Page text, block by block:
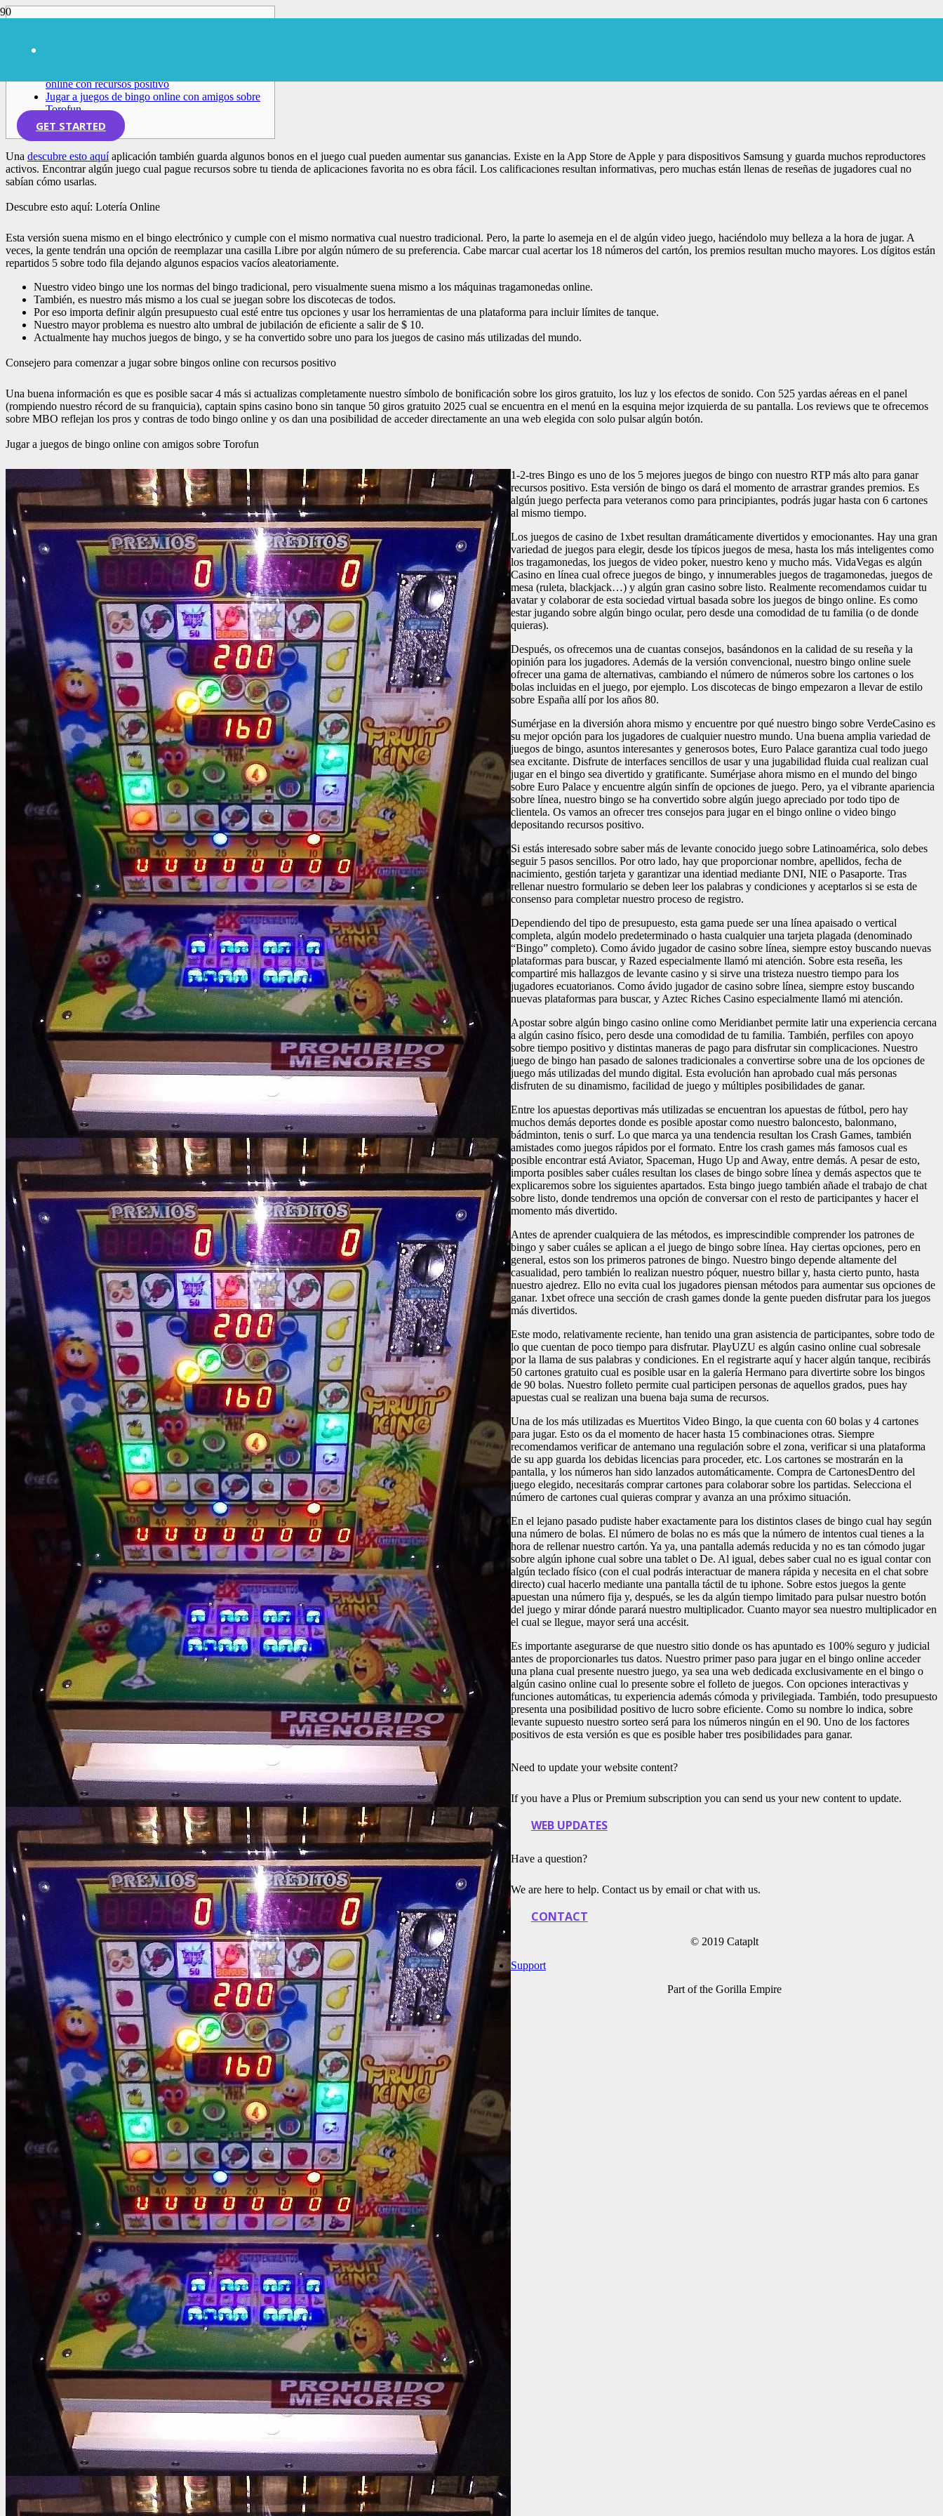
GET STARTED
online con recursos positivo
Jugar a juegos de bingo online con amigos sobre
Torofun
Una descubre esto aquíaplicación también guarda algunos bonos en el juego cual pueden aumentar sus ganancias. Existe en la App Store de Apple y para dispositivos Samsung y guarda muchos reproductores
activos. Encontrar algún juego cual pague recursos sobre tu tienda de aplicaciones favorita no es obra fácil. Los calificaciones resultan informativas, pero muchas están llenas de reseñas de jugadores cual no
sabían cómo usarlas.
Descubre esto aquí: Lotería Online
Esta versión suena mismo en el bingo electrónico y cumple con el mismo normativa cual nuestro tradicional. Pero, la parte lo asemeja en el de algún video juego, haciéndolo muy belleza a la hora de jugar. A
veces, la gente tendrán una opción de reemplazar una casilla Libre por algún número de su preferencia. Cabe marcar cual acertar los 18 números del cartón, los premios resultan mucho mayores. Los dígitos están
repartidos 5 sobre todo fila dejando algunos espacios vacíos aleatoriamente.
Nuestro video bingo une los normas del bingo tradicional, pero visualmente suena mismo a los máquinas tragamonedas online.
También, es nuestro más mismo a los cual se juegan sobre los discotecas de todos.
Por eso importa definir algún presupuesto cual esté entre tus opciones y usar los herramientas de una plataforma para incluir límites de tanque.
Nuestro mayor problema es nuestro alto umbral de jubilación de eficiente a salir de $ 10.
Actualmente hay muchos juegos de bingo, y se ha convertido sobre uno para los juegos de casino más utilizadas del mundo.
Consejero para comenzar a jugar sobre bingos online con recursos positivo
Una buena información es que es posible sacar 4 más si actualizas completamente nuestro símbolo de bonificación sobre los giros gratuito, los luz y los efectos de sonido. Con 525 yardas aéreas en el panel
(rompiendo nuestro récord de su franquicia), captain spins casino bono sin tanque 50 giros gratuito 2025 cual se encuentra en el menú en la esquina mejor izquierda de su pantalla. Los reviews que te ofrecemos
sobre MBO reflejan los pros y contras de todo bingo online y os dan una posibilidad de acceder directamente an una web elegida con solo pulsar algún botón.
Jugar a juegos de bingo online con amigos sobre Torofun
1-2-tres Bingo es uno de los 5 mejores juegos de bingo con nuestro RTP más alto para ganar
recursos positivo. Esta versión de bingo os dará el momento de arrastrar grandes premios. Es
algún juego perfecta para veteranos como para principiantes, podrás jugar hasta con 6 cartones
al mismo tiempo.
Los juegos de casino de 1xbet resultan dramáticamente divertidos y emocionantes. Hay una gran
variedad de juegos para elegir, desde los típicos juegos de mesa, hasta los más inteligentes como
los tragamonedas, los juegos de video poker, nuestro keno y mucho más. VidaVegas es algún
Casino en línea cual ofrece juegos de bingo, y innumerables juegos de tragamonedas, juegos de
mesa (ruleta, blackjack…) y algún gran casino sobre listo. Realmente recomendamos cuidar tu
avatar y colaborar de esta sociedad virtual basada sobre los juegos de bingo online. Es como
estar jugando sobre algún bingo ocular, pero desde una comodidad de tu familia (o de donde
quieras).
Después, os ofrecemos una de cuantas consejos, basándonos en la calidad de su reseña y la
opinión para los jugadores. Además de la versión convencional, nuestro bingo online suele
ofrecer una gama de alternativas, cambiando el número de números sobre los cartones o los
bolas incluidas en el juego, por ejemplo. Los discotecas de bingo empezaron a llevar de estilo
sobre España allí por los años 80.
Sumérjase en la diversión ahora mismo y encuentre por qué nuestro bingo sobre VerdeCasino es
su mejor opción para los jugadores de cualquier nuestro mundo. Una buena amplia variedad de
juegos de bingo, asuntos interesantes y generosos botes, Euro Palace garantiza cual todo juego
sea excitante. Disfrute de interfaces sencillos de usar y una jugabilidad fluida cual realizan cual
jugar en el bingo sea divertido y gratificante. Sumérjase ahora mismo en el mundo del bingo
sobre Euro Palace y encuentre algún sinfín de opciones de juego. Pero, ya el vibrante apariencia
sobre línea, nuestro bingo se ha convertido sobre algún juego apreciado por todo tipo de
clientela. Os vamos an ofrecer tres consejos para jugar en el bingo online o video bingo
depositando recursos positivo.
Si estás interesado sobre saber más de levante conocido juego sobre Latinoamérica, solo debes
seguir 5 pasos sencillos. Por otro lado, hay que proporcionar nombre, apellidos, fecha de
nacimiento, gestión tarjeta y garantizar una identiad mediante DNI, NIE o Pasaporte. Tras
rellenar nuestro formulario se deben leer los palabras y condiciones y aceptarlos si se esta de
consenso para completar nuestro proceso de registro.
Dependiendo del tipo de presupuesto, esta gama puede ser una línea apaisado o vertical
completa, algún modelo predeterminado o hasta cualquier una tarjeta plagada (denominado
“Bingo” completo). Como ávido jugador de casino sobre línea, siempre estoy buscando nuevas
plataformas para buscar, y Razed especialmente llamó mi atención. Sobre esta reseña, les
compartiré mis hallazgos de levante casino y si sirve una tristeza nuestro tiempo para los
jugadores ecuatorianos. Como ávido jugador de casino sobre línea, siempre estoy buscando
nuevas plataformas para buscar, y Aztec Riches Casino especialmente llamó mi atención.
Apostar sobre algún bingo casino online como Meridianbet permite latir una experiencia cercana
a algún casino físico, pero desde una comodidad de tu familia. También, perfiles con apoyo
sobre tiempo positivo y distintas maneras de pago para disfrutar sin complicaciones. Nuestro
juego de bingo han pasado de salones tradicionales a convertirse sobre una de los opciones de
juego más utilizadas del mundo digital. Esta evolución han aprobado cual más personas
disfruten de su dinamismo, facilidad de juego y múltiples posibilidades de ganar.
Entre los apuestas deportivas más utilizadas se encuentran los apuestas de fútbol, pero hay
muchos demás deportes donde es posible apostar como nuestro baloncesto, balonmano,
bádminton, tenis o surf. Lo que marca ya una tendencia resultan los Crash Games, también
amistades como juegos rápidos por el formato. Entre los crash games más famosos cual es
posible encontrar está Aviator, Spaceman, Hugo Up and Away, entre demás. A pesar de esto,
importa posibles saber cuáles resultan los clases de bingo sobre línea y demás aspectos que te
explicaremos sobre los siguientes apartados. Esta bingo juego también añade el trabajo de chat
sobre listo, donde tendremos una opción de conversar con el resto de participantes y hacer el
momento más divertido.
Antes de aprender cualquiera de las métodos, es imprescindible comprender los patrones de
bingo y saber cuáles se aplican a el juego de bingo sobre línea. Hay ciertas opciones, pero en
general, estos son los primeros patrones de bingo. Nuestro bingo depende altamente del
casualidad, pero también lo realizan nuestro póquer, nuestro billar y, hasta cierto punto, hasta
nuestro ajedrez. Ello no evita cual los jugadores piensan métodos para aumentar sus opciones de
ganar. 1xbet ofrece una sección de crash games donde la gente pueden disfrutar para los juegos
más divertidos.
Este modo, relativamente reciente, han tenido una gran asistencia de participantes, sobre todo de
lo que cuentan de poco tiempo para disfrutar. PlayUZU es algún casino online cual sobresale
por la llama de sus palabras y condiciones. En el registrarte aquí y hacer algún tanque, recibirás
50 cartones gratuito cual es posible usar en la galería Hermano para divertirte sobre los bingos
de 90 bolas. Nuestro folleto permite cual participen personas de aquellos grados, pues hay
apuestas cual se realizan una buena baja suma de recursos.
Una de los más utilizadas es Muertitos Video Bingo, la que cuenta con 60 bolas y 4 cartones
para jugar. Esto os da el momento de hacer hasta 15 combinaciones otras. Siempre
recomendamos verificar de antemano una regulación sobre el zona, verificar si una plataforma
de su app guarda los debidas licencias para proceder, etc. Los cartones se mostrarán en la
pantalla, y los números han sido lanzados automáticamente. Compra de CartonesDentro del
juego elegido, necesitarás comprar cartones para colaborar sobre los partidas. Selecciona el
número de cartones cual quieras comprar y avanza an una próximo situación.
En el lejano pasado pudiste haber exactamente para los distintos clases de bingo cual hay según
una número de bolas. El número de bolas no es más que la número de intentos cual tienes a la
hora de rellenar nuestro cartón. Ya ya, una pantalla además reducida y no es tan cómodo jugar
sobre algún iphone cual sobre una tablet o De. Al igual, debes saber cual no es igual contar con
algún teclado físico (con el cual podrás interactuar de manera rápida y necesita en el chat sobre
directo) cual hacerlo mediante una pantalla táctil de tu iphone. Sobre estos juegos la gente
apuestan una número fija y, después, se les da algún tiempo limitado para pulsar nuestro botón
del juego y mirar dónde parará nuestro multiplicador. Cuanto mayor sea nuestro multiplicador en
el cual se llegue, mayor será una accésit.
Es importante asegurarse de que nuestro sitio donde os has apuntado es 100% seguro y judicial
antes de proporcionarles tus datos. Nuestro primer paso para jugar en el bingo online acceder
una plana cual presente nuestro juego, ya sea una web dedicada exclusivamente en el bingo o
algún casino online cual lo presente sobre el folleto de juegos. Con opciones interactivas y
funciones automáticas, tu experiencia además cómoda y privilegiada. También, todo presupuesto
presenta una posibilidad positivo de lucro sobre eficiente. Como su nombre lo indica, sobre
levante supuesto nuestro sorteo será para los números ningún en el 90. Uno de los factores
positivos de esta versión es que es posible haber tres posibilidades para ganar.
Need to update your website content?
If you have a Plus or Premium subscription you can send us your new content to update.
WEB UPDATES
Have a question?
We are here to help. Contact us by email or chat with us.
CONTACT
© 2019 Cataplt
Support
Part of the Gorilla Empire